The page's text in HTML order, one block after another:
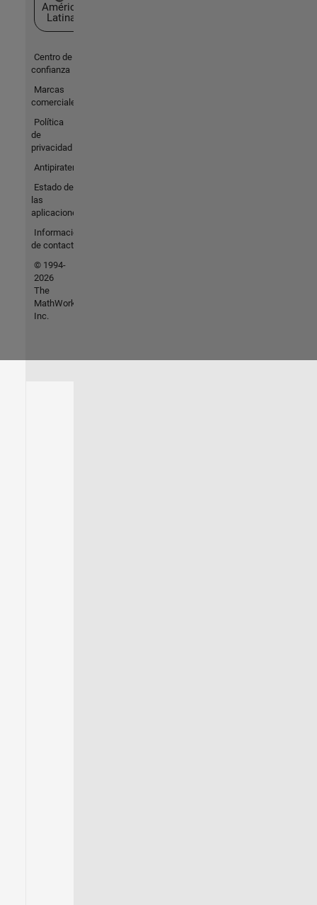
América
Latina
Centro de
confianza
Marcas
comerciales
Política
de
privacidad
Antipiratería
Estado de
las
aplicaciones
Información
de contacto
© 1994-
2026
The
MathWorks,
Inc.